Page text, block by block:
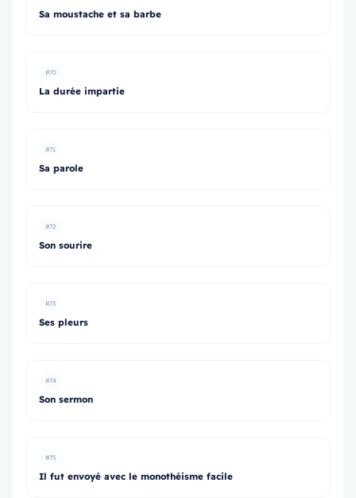
Sa moustache et sa barbe
#70
La durée impartie
#71
Sa parole
#72
Son sourire
#73
Ses pleurs
#74
Son sermon
#75
Il fut envoyé avec le monothéisme facile